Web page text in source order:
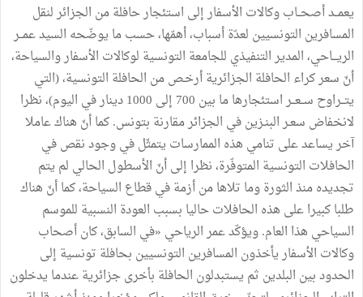
يعمــد أصحــاب وكالات الأسفار إلى استئجار حافلة من الجزائر لنقل
المسافرين التونسيين لعدّة أسباب، أهمّها، حسب ما يوضّحه السيد عمــر
الريـــاحي، المدير التنفيذي للجامعة التونسية لوكالات الأسفار والسياحة،
أنّ سعر كراء الحافلة الجزائرية أرخـص من الحافلة التونسية، (التي
يتــراوح ســعــر استئجارها ما بين 700 إلى 1000 دينار في اليوم)، نظرا
لانخفاض سعـر البنـزين في الجزائر مقارنة بتونس. كما أنّ هناك عاملا
آخر يساعد على تنامي هذه الممارسات يتمثّل في وجود نقص في
الحافلات التونسية المتوفّرة، نظرا إلى أنّ الأسطول الحالي لم يتم
تجديده منذ الثورة وما تلاها من أزمة في قطاع السياحة، كما أنّ هناك
طلبا كبيرا على هذه الحافلات حاليا بسبب العودة النسبية للموسم
السياحي هذا العام. ويؤكّد عمر الرياحي «في السابق، كان أصحاب
وكالات الأسفار يأخذون المسافرين التونسيين بحافلة تونسية إلى
الحدود بين البلدين ثم يستبدلون الحافلة بأخرى جزائرية عندما يدخلون